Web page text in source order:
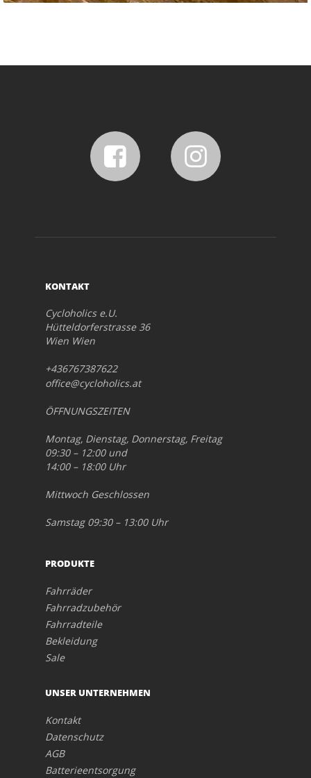
KONTAKT
Cycloholics e.U.
Hütteldorferstrasse 36
Wien Wien
+436767387622
office@cycloholics.at
ÖFFNUNGSZEITEN
Montag, Dienstag, Donnerstag, Freitag
09:30 – 12:00 und
14:00 – 18:00 Uhr
Mittwoch Geschlossen
Samstag 09:30 – 13:00 Uhr
PRODUKTE
Fahrräder
Fahrradzubehör
Fahrradteile
Bekleidung
Sale
UNSER UNTERNEHMEN
Kontakt
Datenschutz
AGB
Batterieentsorgung